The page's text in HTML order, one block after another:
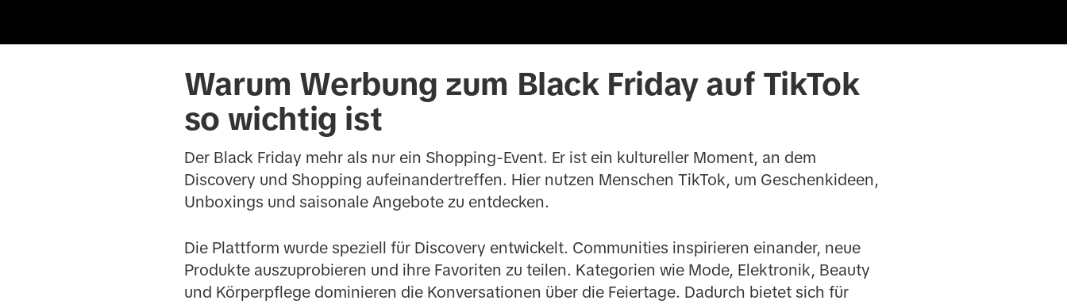
Warum Werbung zum Black Friday auf TikTok
so wichtig ist
Der Black Friday mehr als nur ein Shopping-Event. Er ist ein kultureller Moment, an dem
Discovery und Shopping aufeinandertreffen. Hier nutzen Menschen TikTok, um Geschenkideen,
Unboxings und saisonale Angebote zu entdecken.
Die Plattform wurde speziell für Discovery entwickelt. Communities inspirieren einander, neue
Produkte auszuprobieren und ihre Favoriten zu teilen. Kategorien wie Mode, Elektronik, Beauty
und Körperpflege dominieren die Konversationen über die Feiertage. Dadurch bietet sich für